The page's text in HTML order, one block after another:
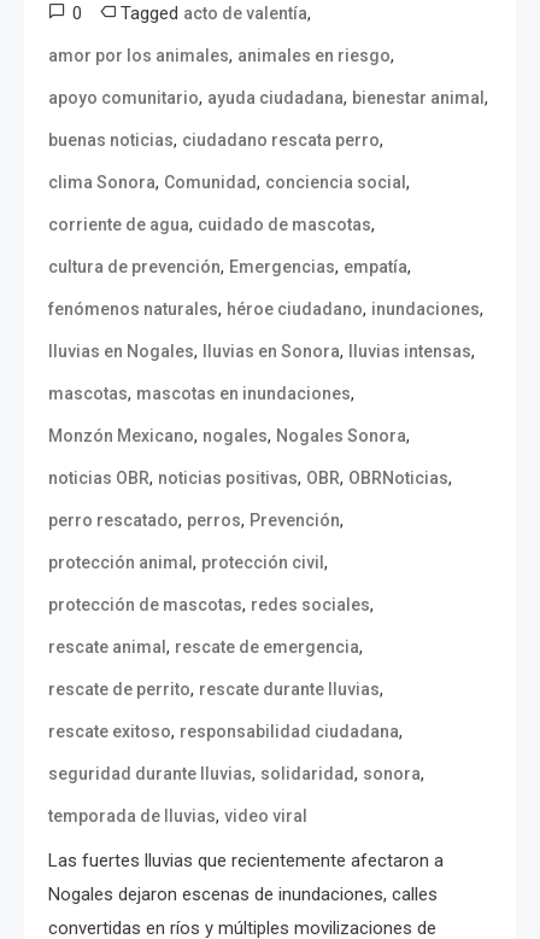
0 Tagged acto de valentía,
amor por los animales, animales en riesgo,
apoyo comunitario, ayuda ciudadana, bienestar animal,
buenas noticias, ciudadano rescata perro,
clima Sonora, Comunidad, conciencia social,
corriente de agua, cuidado de mascotas,
cultura de prevención, Emergencias, empatía,
fenómenos naturales, héroe ciudadano, inundaciones,
lluvias en Nogales, lluvias en Sonora, lluvias intensas,
mascotas, mascotas en inundaciones,
Monzón Mexicano, nogales, Nogales Sonora,
noticias OBR, noticias positivas, OBR, OBRNoticias,
perro rescatado, perros, Prevención,
protección animal, protección civil,
protección de mascotas, redes sociales,
rescate animal, rescate de emergencia,
rescate de perrito, rescate durante lluvias,
rescate exitoso, responsabilidad ciudadana,
seguridad durante lluvias, solidaridad, sonora,
temporada de lluvias, video viral
Las fuertes lluvias que recientemente afectaron a
Nogales dejaron escenas de inundaciones, calles
convertidas en ríos y múltiples movilizaciones de